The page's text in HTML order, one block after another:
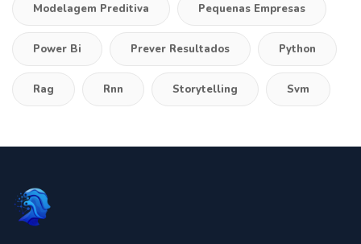
Modelagem Preditiva Pequenas Empresas
Power Bi Prever Resultados Python
Rag Rnn Storytelling Svm